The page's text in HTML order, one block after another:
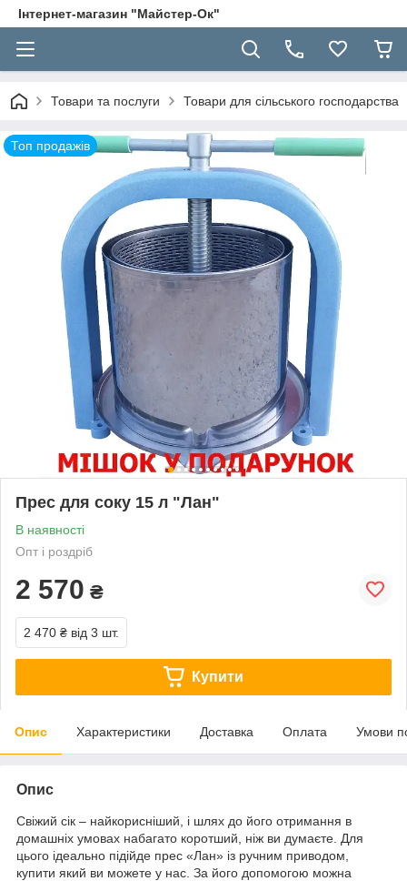
Інтернет-магазин "Майстер-Ок"
Товари та послуги Товари для сільського господарства
Топ продажів
Прес для соку 15 л "Лан"
В наявності
Опт і роздріб
2 570 ₴
2 470 ₴ від 3 шт.
Купити
Опис Характеристики Доставка Оплата Умови
Опис
Свіжий сік – найкорисніший, і шлях до його отримання в
домашніх умовах набагато коротший, ніж ви думаєте. Для
цього ідеально підійде прес «Лан» із ручним приводом,
купити який ви можете у нас. За його допомогою можна